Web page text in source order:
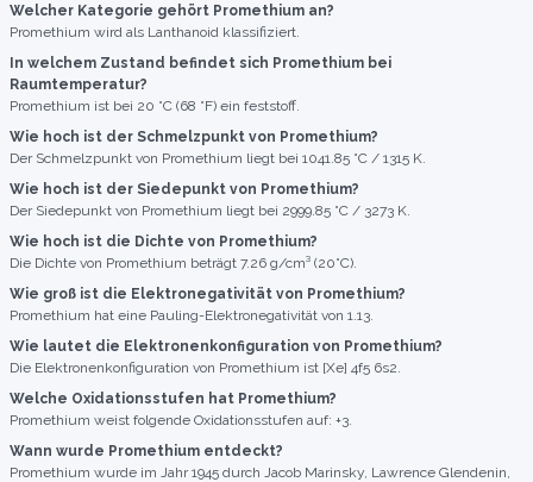
Welcher Kategorie gehört Promethium an?
Promethium wird als Lanthanoid klassifiziert.
In welchem Zustand befindet sich Promethium bei
Raumtemperatur?
Promethium ist bei 20 °C (68 °F) ein feststoff.
Wie hoch ist der Schmelzpunkt von Promethium?
Der Schmelzpunkt von Promethium liegt bei 1041.85 °C / 1315 K.
Wie hoch ist der Siedepunkt von Promethium?
Der Siedepunkt von Promethium liegt bei 2999.85 °C / 3273 K.
Wie hoch ist die Dichte von Promethium?
Die Dichte von Promethium beträgt 7.26 g/cm³ (20°C).
Wie groß ist die Elektronegativität von Promethium?
Promethium hat eine Pauling-Elektronegativität von 1.13.
Wie lautet die Elektronenkonfiguration von Promethium?
Die Elektronenkonfiguration von Promethium ist [Xe] 4f5 6s2.
Welche Oxidationsstufen hat Promethium?
Promethium weist folgende Oxidationsstufen auf: +3.
Wann wurde Promethium entdeckt?
Promethium wurde im Jahr 1945 durch Jacob Marinsky, Lawrence Glendenin,